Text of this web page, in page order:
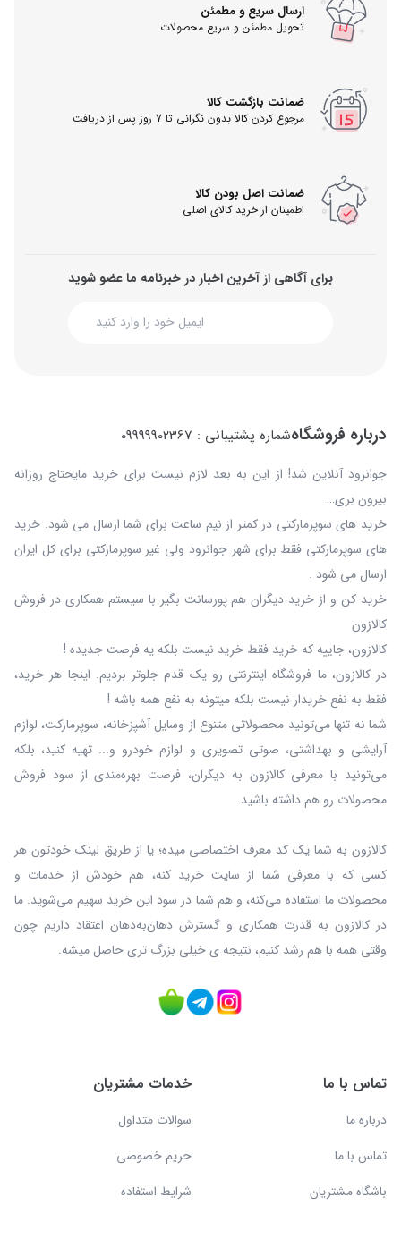
ارسال سریع و مطمئن
تحویل مطمئن و سریع محصولات
ضمانت بازگشت کالا
مرجوع کردن کالا بدون نگرانی تا 7 روز پس از دریافت
ضمانت اصل بودن کالا
اطمینان از خرید کالای اصلی
برای آگاهی از آخرین اخبار در خبرنامه ما عضو شوید
درباره فروشگاهشماره پشتیبانی : 09999902367
جوانرود آنلاین شد! از این به بعد لازم نیست برای خرید مایحتاج روزانه
بیرون بری…
خرید های سوپرمارکتی در کمتر از نیم ساعت برای شما ارسال می شود. خرید
های سوپرمارکتی فقط برای شهر جوانرود ولی غیر سوپرمارکتی برای کل ایران
ارسال می شود .
خرید کن و از خرید دیگران هم پورسانت بگیر با سیستم همکاری در فروش
کالازون
کالازون، جاییه که خرید فقط خرید نیست بلکه یه فرصت جدیده !
در کالازون، ما فروشگاه اینترنتی رو یک قدم جلوتر بردیم. اینجا هر خرید،
فقط به نفع خریدار نیست بلکه میتونه به نفع همه باشه !
شما نه‌ تنها می‌تونید محصولاتی متنوع از وسایل آشپزخانه، سوپرمارکت، لوازم
آرایشی و بهداشتی، صوتی تصویری و لوازم خودرو و... تهیه کنید، بلکه
می‌تونید با معرفی کالازون به دیگران، فرصت بهره‌مندی از سود فروش
محصولات رو هم داشته باشید.
کالازون به شما یک کد معرف اختصاصی میده؛ یا از طریق لینک خودتون هر
کسی که با معرفی شما از سایت خرید کنه، هم خودش از خدمات و
محصولات ما استفاده می‌کنه، و هم شما در سود این خرید سهیم می‌شوید. ما
در کالازون به قدرت همکاری و گسترش دهان‌به‌دهان اعتقاد داریم چون
وقتی همه با هم رشد کنیم، نتیجه ی خیلی بزرگ‌ تری حاصل میشه.
تماس با ما
درباره ما
تماس با ما
باشگاه مشتریان
خدمات مشتریان
سوالات متداول
حریم خصوصی
شرایط استفاده